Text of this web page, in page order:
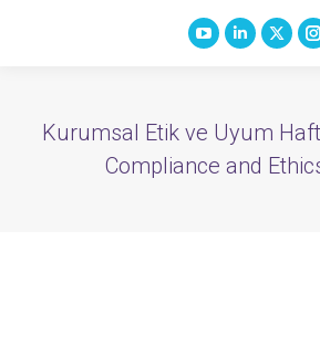
YouTube
in
new
Linkedin
in
new
X
in
new
Kurumsal Etik ve Uyum
Compliance and